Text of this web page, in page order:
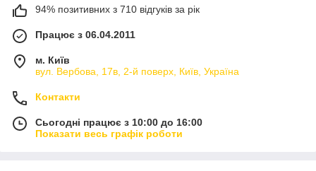
94% позитивних з 710 відгуків за рік
Працює з 06.04.2011
м. Київ
вул. Вербова, 17в, 2-й поверх, Київ, Україна
Контакти
Сьогодні працює з 10:00 до 16:00
Показати весь графік роботи